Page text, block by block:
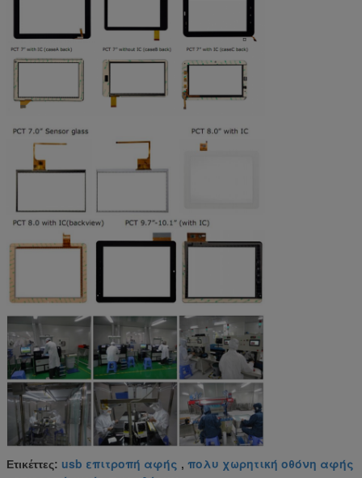
Ετικέττες: usb επιτροπή αφής , πολυ χωρητική οθόνη αφής